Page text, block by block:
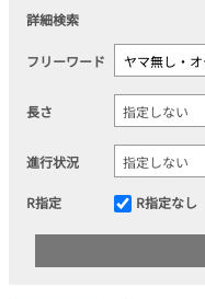
詳細検索
フリーワード
長さ
進行状況
R指定 R指定なし